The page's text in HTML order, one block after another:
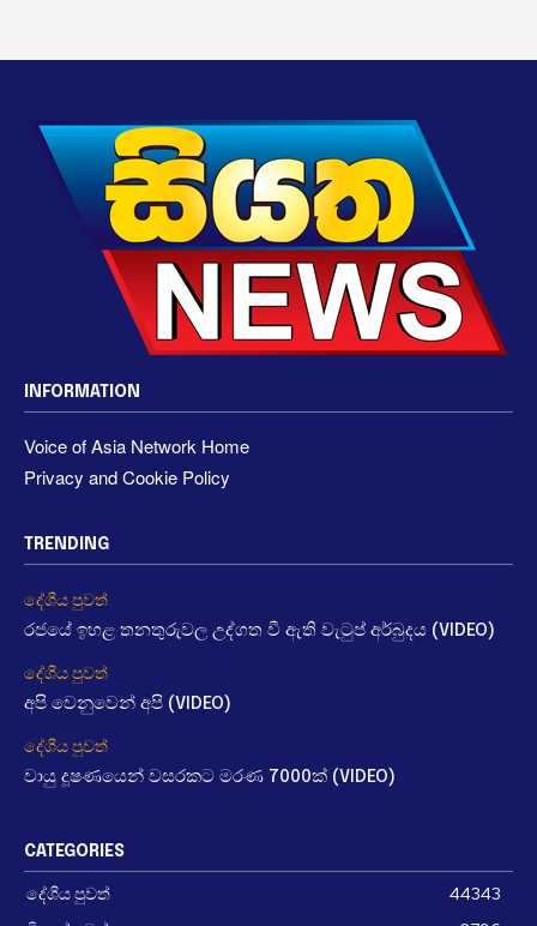
INFORMATION
Voice of Asia Network Home
Privacy and Cookie Policy
TRENDING
දේශීය පුවත්
රජයේ ඉහළ තනතුරුවල උද්ගත වී ඇති වැටුප් අර්බුදය (VIDEO)
දේශීය පුවත්
අපි වෙනුවෙන් අපි (VIDEO)
දේශීය පුවත්
වායු දූෂණයෙන් වසරකට මරණ 7000ක් (VIDEO)
CATEGORIES
දේශීය පුවත්
44343